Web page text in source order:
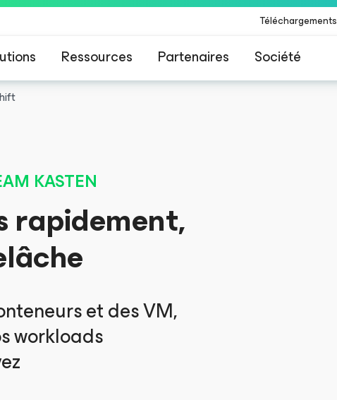
Téléchargements
Ressources Partenaires Société
KASTEN
rapidement,
et des VM,
workloads